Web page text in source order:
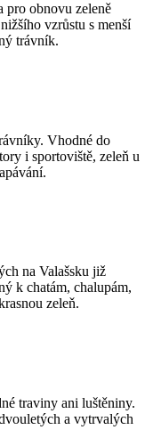
pro obnovu zeleně
vzrůstu s menší
trávník.
Vhodné do
i sportoviště, zeleň u
na Valašsku již
k chatám, chalupám,
zeleň.
traviny ani luštěniny.
a vytrvalých